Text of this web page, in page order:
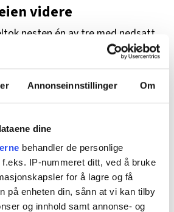
Annonseinnstillinger Om
dine
behandler de personlige
IP-nummeret ditt, ved å bruke
for å lagre og få
på enheten din, sånn at vi kan tilby
og innhold samt annonse- og
videre
nesten én av tre med nedsatt
annen form for arbeidsrettet
er blant disse, hun går på
. I møter med Nav
er lønnstilskudd
en del av lønna di fordi du har
på ordinære lønns- og
en langvarig eller kronisk sykdom
kan du eller
søke om at Nav dekker